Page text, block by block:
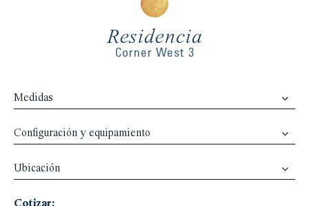
Residencia
Corner West 3
Medidas
Configuración y equipamiento
Ubicación